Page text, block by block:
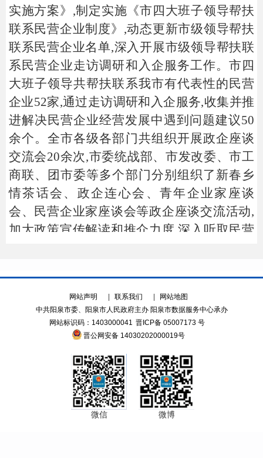
实施方案》,制定实施《市四大班子领导帮扶
联系民营企业制度》,动态更新市级领导帮扶
联系民营企业名单,深入开展市级领导帮扶联
系民营企业走访调研和入企服务工作。 市四
大班子领导共帮扶联系我市有代表性的民营
企业52家,通过走访调研和入企服务,收集并推
进解决民营企业经营发展中遇到问题建议50
余个。全市各级各部门共组织开展政企座谈
交流会20余次,市委统战部、市发改委、市工
商联、团市委等多个部门分别组织了 新春乡
情茶话会、政企连心会、 青年企业家座谈
会、民营企业家座谈会等政企座谈交流活动,
加大政策宣传解读和推介力度, 深入听取民营
2.强化政策支持。市委统战部牵头
共阳泉市委《贯彻落实省委〈关于构建亲清
统一新型政商关系的意见〉的工作方案》,构
共同促进政企良性互动,双向建立亲清统一的
新型政商关系,做实做细“服务民企‘三进三
送’”活动,编印下发第二册《促进民营经济发
展政策汇编》,帮助企业了解掌握和使用惠企